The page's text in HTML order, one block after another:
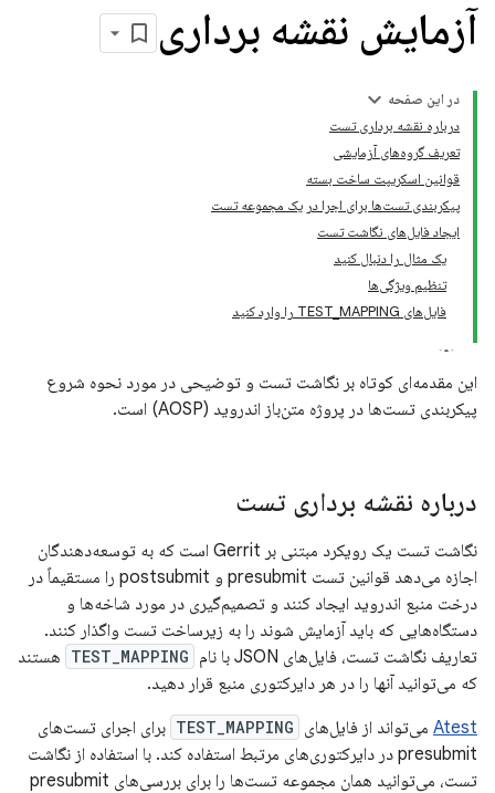
آزمایش نقشه برداری
در این صفحه
درباره نقشه برداری تست
تعریف گروه‌های آزمایشی
قوانین اسکریپت ساخت بسته
پیکربندی تست‌ها برای اجرا در یک مجموعه تست
ایجاد فایل‌های نگاشت تست
یک مثال را دنبال کنید
تنظیم ویژگی‌ها
فایل‌های TEST_MAPPING را وارد کنید
این مقدمه‌ای کوتاه بر نگاشت تست و توضیحی در مورد نحوه شروع
پیکربندی تست‌ها در پروژه متن‌باز اندروید (AOSP) است.
درباره نقشه برداری تست
نگاشت تست یک رویکرد مبتنی بر Gerrit است که به توسعه‌دهندگان
اجازه می‌دهد قوانین تست presubmit و postsubmit را مستقیماً در
درخت منبع اندروید ایجاد کنند و تصمیم‌گیری در مورد شاخه‌ها و
دستگاه‌هایی که باید آزمایش شوند را به زیرساخت تست واگذار کنند.
تعاریف نگاشت تست، فایل‌های JSON با نام
TEST_MAPPING هستند
که می‌توانید آنها را در هر دایرکتوری منبع قرار دهید.
Atest می‌تواند از فایل‌های TEST_MAPPING برای اجرای تست‌های
presubmit در دایرکتوری‌های مرتبط استفاده کند. با استفاده از نگاشت
تست، می‌توانید همان مجموعه تست‌ها را برای بررسی‌های presubmit